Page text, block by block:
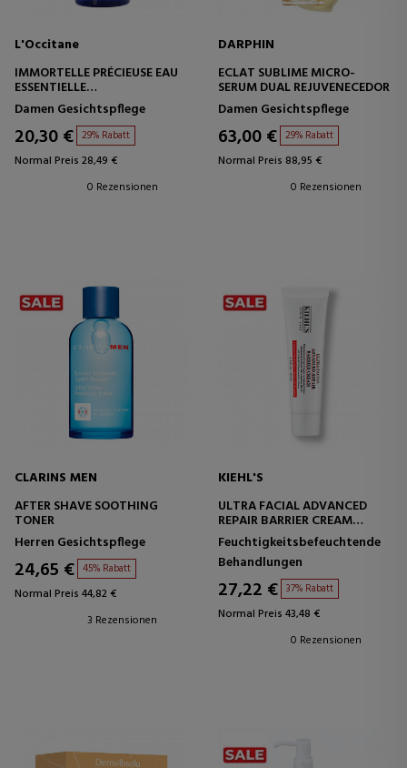
L'Occitane
IMMORTELLE PRÉCIEUSE EAU
ESSENTIELLE
HAUTVORBEREITUNGS-
TONER
Damen Gesichtspflege
20,30 € 29% Rabatt
Normal Preis 28,49 €
0 Rezensionen
DARPHIN
ECLAT SUBLIME MICRO-
SERUM DUAL REJUVENECEDOR
Damen Gesichtspflege
63,00 € 29% Rabatt
Normal Preis 88,95 €
0 Rezensionen
CLARINS MEN
AFTER SHAVE SOOTHING
TONER
Herren Gesichtspflege
24,65 € 45% Rabatt
Normal Preis 44,82 €
3 Rezensionen
KIEHL'S
ULTRA FACIAL ADVANCED
REPAIR BARRIER CREAM
REPARIERENDE
GESICHTSCREME
Feuchtigkeitsbefeuchtende
Behandlungen
27,22 € 37% Rabatt
Normal Preis 43,48 €
0 Rezensionen